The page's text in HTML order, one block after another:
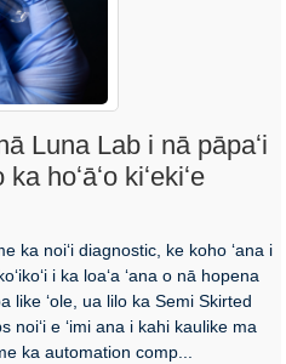
Luna Lab i nā pāpaʻi
hoʻāʻo kiʻekiʻe
ka noiʻi diagnostic, ke koho ʻana i
i ka loaʻa ʻana o nā hopena
like ʻole, ua lilo ka Semi Skirted
noiʻi e ʻimi ana i kahi kaulike ma
ka automation comp...